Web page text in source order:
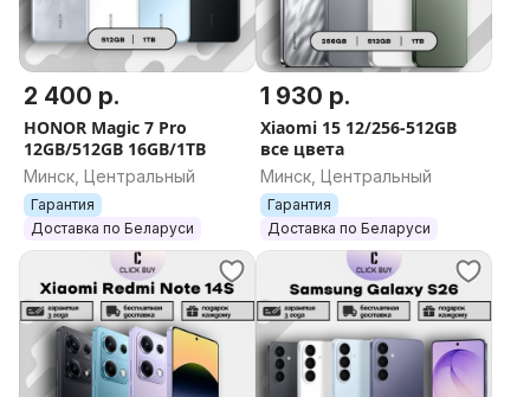
2 400 р.
HONOR Magic 7 Pro
12GB/512GB 16GB/1TB
Минск, Центральный
Гарантия
Доставка по Беларуси
1 930 р.
Xiaomi 15 12/256-512GB
все цвета
Минск, Центральный
Гарантия
Доставка по Беларуси